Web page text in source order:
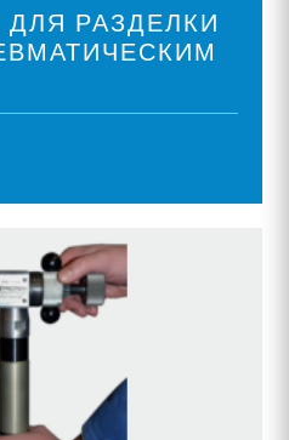
ДЛЯ РАЗДЕЛКИ
В КОРЗИНУ